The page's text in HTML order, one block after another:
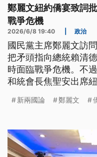
鄭麗文紐約僑宴致詞
戰爭危機
2026/6/8 19:40 政治
國民黨主席鄭麗文訪
把矛頭指向總統賴清
時面臨戰爭危機。不
和統會長焦聖安出席
麗文，人在華府、心
上，鄭麗文也沒有同桌
新兩國論 鄭麗文